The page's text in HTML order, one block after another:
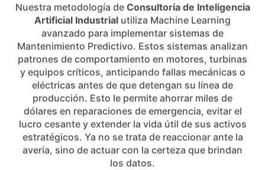
Nuestra metodología de Consultoría de Inteligencia
Artificial Industrial utiliza Machine Learning
avanzado para implementar sistemas de
Mantenimiento Predictivo. Estos sistemas analizan
patrones de comportamiento en motores, turbinas
y equipos críticos, anticipando fallas mecánicas o
eléctricas antes de que detengan su línea de
producción. Esto le permite ahorrar miles de
dólares en reparaciones de emergencia, evitar el
lucro cesante y extender la vida útil de sus activos
estratégicos. Ya no se trata de reaccionar ante la
avería, sino de actuar con la certeza que brindan
los datos.